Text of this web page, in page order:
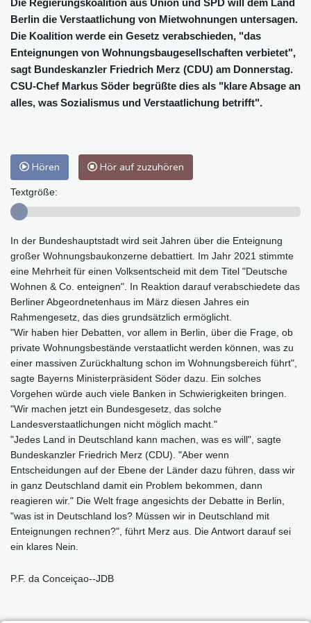
Berlin die Verstaatlichung von Mietwohnungen untersagen.
Die Koalition werde ein Gesetz verabschieden, "das
Enteignungen von Wohnungsbaugesellschaften verbietet",
sagt Bundeskanzler Friedrich Merz (CDU) am Donnerstag.
CSU-Chef Markus Söder begrüßte dies als "klare Absage an
alles, was Sozialismus und Verstaatlichung betrifft".
Hören Hör auf zuzuhören
Textgröße:
In der Bundeshauptstadt wird seit Jahren über die Enteignung
großer Wohnungsbaukonzerne debattiert. Im Jahr 2021 stimmte
eine Mehrheit für einen Volksentscheid mit dem Titel "Deutsche
Wohnen & Co. enteignen". In Reaktion darauf verabschiedete das
Berliner Abgeordnetenhaus im März diesen Jahres ein
Rahmengesetz, das dies grundsätzlich ermöglicht.
"Wir haben hier Debatten, vor allem in Berlin, über die Frage, ob
private Wohnungsbestände verstaatlicht werden können, was zu
einer massiven Zurückhaltung schon im Wohnungsbereich führt",
sagte Bayerns Ministerpräsident Söder dazu. Ein solches
Vorgehen würde auch viele Banken in Schwierigkeiten bringen.
"Wir machen jetzt ein Bundesgesetz, das solche
Landesverstaatlichungen nicht möglich macht."
"Jedes Land in Deutschland kann machen, was es will", sagte
Bundeskanzler Friedrich Merz (CDU). "Aber wenn
Entscheidungen auf der Ebene der Länder dazu führen, dass wir
in ganz Deutschland damit ein Problem bekommen, dann
reagieren wir." Die Welt frage angesichts der Debatte in Berlin,
"was ist in Deutschland los? Müssen wir in Deutschland mit
Enteignungen rechnen?", führt Merz aus. Die Antwort darauf sei
ein klares Nein.
P.F. da Conceiçao--JDB